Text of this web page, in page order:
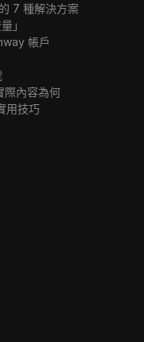
7 種解決方案
」
帳戶
際內容為何
用技巧